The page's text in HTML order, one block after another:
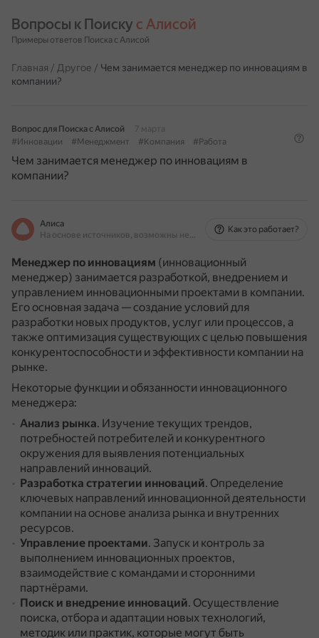
Вопросы к Поиску с Алисой
Примеры ответов Поиска с Алисой
Главная / Другое / Чем занимается менеджер по инновациям в
компании?
Вопрос для Поиска с Алисой
7 марта
#Инновации
#Менеджмент #Компания #Работа
Чем занимается менеджер по инновациям в
компании?
Алиса
На основе источников, возможны неточности
Как это работает?
Менеджер по инновациям (инновационный
менеджер) занимается разработкой, внедрением и
управлением инновационными проектами в компании.
Его основная задача — создание условий для
разработки новых продуктов, услуг или процессов, а
также оптимизация существующих с целью повышения
конкурентоспособности и эффективности компании на
рынке.
Некоторые функции и обязанности инновационного
менеджера:
Анализ рынка. Изучение текущих трендов,
потребностей потребителей и конкурентного
окружения для выявления потенциальных
направлений инноваций.
Разработка стратегии инноваций. Определение
ключевых направлений инновационной деятельности
компании на основе анализа рынка и внутренних
ресурсов.
Управление проектами. Запуск и контроль за
выполнением инновационных проектов,
взаимодействие с командами и сторонними
партнёрами.
Поиск и внедрение инноваций. Осуществление
поиска, отбора и адаптации новых технологий,
методик или практик, которые могут быть